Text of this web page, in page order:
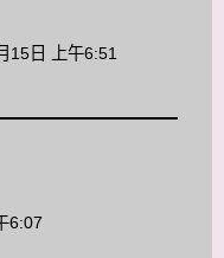
15日 上午6:51
6:07